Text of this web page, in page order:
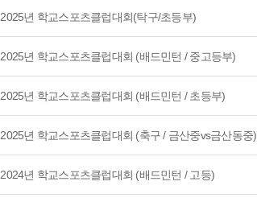
2025년 학교스포츠클럽대회(탁구/초등부)
2025년 학교스포츠클럽대회 (배드민턴 / 중고등부)
2025년 학교스포츠클럽대회 (배드민턴 / 초등부)
2025년 학교스포츠클럽대회 (축구 / 금산중vs금산동중)
2024년 학교스포츠클럽대회 (배드민턴 / 고등)